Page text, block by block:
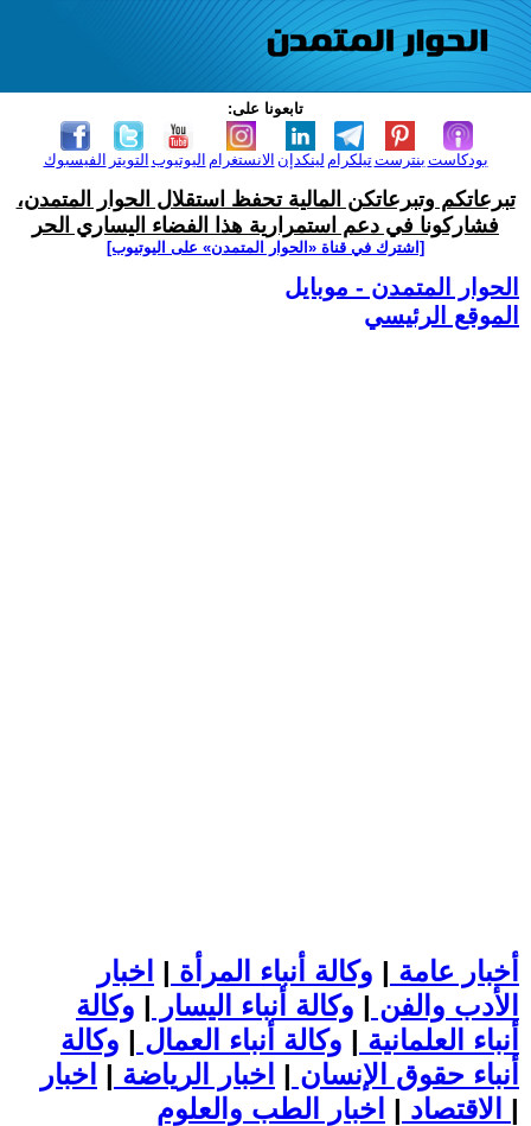
تابعونا على:
الفيسبوك التويتر اليوتيوب الانستغرام لينكدإن تيلكرامبنترست بودكاست
تبرعاتكم وتبرعاتكن المالية تحفظ استقلال الحوار المتمدن،
فشاركونا في دعم استمرارية هذا الفضاء اليساري الحر
[اشترك في قناة ‫«الحوار المتمدن» على اليوتيوب]
الحوار المتمدن - موبايل
الموقع الرئيسي
أخبار عامة | وكالة أنباء المرأة | اخبار
الأدب والفن | وكالة أنباء اليسار | وكالة
أنباء العلمانية | وكالة أنباء العمال | وكالة
أنباء حقوق الإنسان | اخبار الرياضة | اخبار
الاقتصاد | |